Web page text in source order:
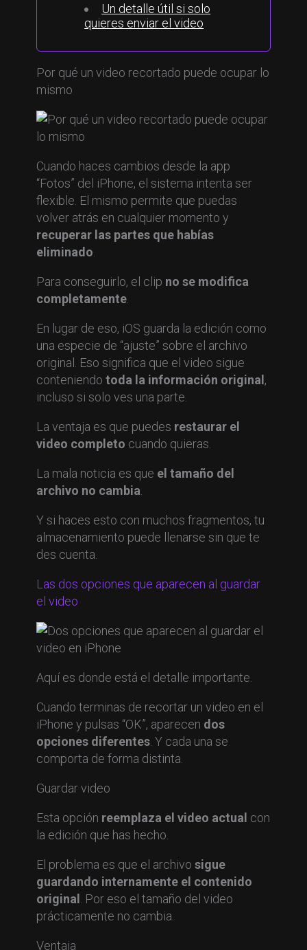
Un detalle útil si solo
quieres enviar el video
Por qué un video recortado puede ocupar lo
mismo
Cuando haces cambios desde la app
“Fotos” del iPhone, el sistema intenta ser
flexible. El mismo permite que puedas
volver atrás en cualquier momento y
recuperar las partes que habías
eliminado
Para conseguirlo, el clip no se modifica
completamente.
En lugar de eso, iOS guarda la edición como
una especie de “ajuste” sobre el archivo
original. Eso significa que el video sigue
conteniendo toda la información original,
incluso si solo ves una parte.
La ventaja es que puedes restaurar el
video completo cuando quieras.
La mala noticia es que el tamaño del
archivo no cambia
Y si haces esto con muchos fragmentos, tu
almacenamiento puede llenarse sin que te
des cuenta.
Las dos opciones que aparecen al guardar
el video
Aquí es donde está el detalle importante.
Cuando terminas de recortar un video en el
iPhone y pulsas “OK”, aparecen dos
opciones diferentes. Y cada una se
comporta de forma distinta.
Guardar video
Esta opción reemplaza el video actual con
la edición que has hecho.
El problema es que el archivo sigue
guardando internamente el contenido
original . Por eso el tamaño del video
prácticamente no cambia.
Ventaja